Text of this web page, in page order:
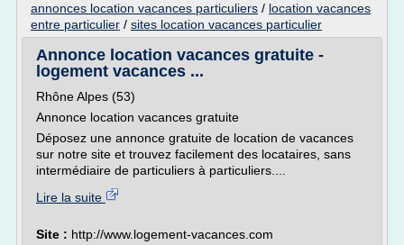
annonces location vacances particuliers / location vacances
entre particulier / sites location vacances particulier
Annonce location vacances gratuite -
logement vacances ...
Rhône Alpes (53)
Annonce location vacances gratuite
Déposez une annonce gratuite de location de vacances
sur notre site et trouvez facilement des locataires, sans
intermédiaire de particuliers à particuliers....
Lire la suite
Site : http://www.logement-vacances.com